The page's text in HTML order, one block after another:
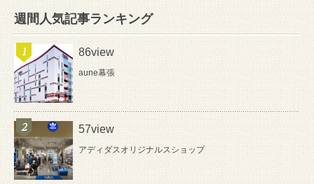
週間人気記事ランキング
86view
aune幕張
57view
アディダスオリジナルスショップ